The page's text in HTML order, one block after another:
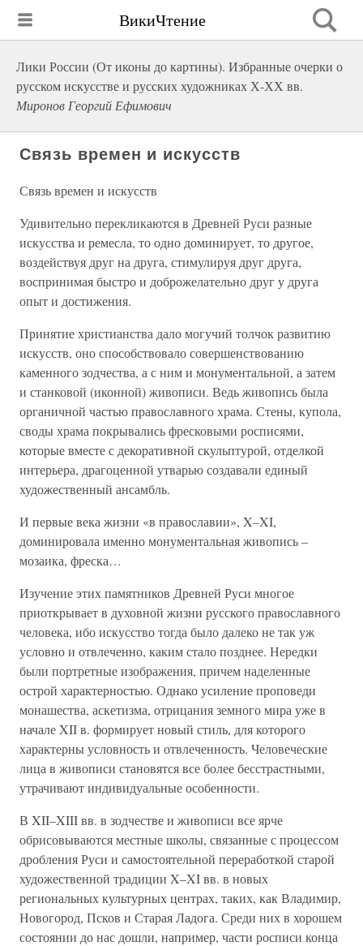
ВикиЧтение
Лики России (От иконы до картины). Избранные очерки о
русском искусстве и русских художниках Х-ХХ вв.
Миронов Георгий Ефимович
Связь времен и искусств
Связь времен и искусств
Удивительно перекликаются в Древней Руси разные
искусства и ремесла, то одно доминирует, то другое,
воздействуя друг на друга, стимулируя друг друга,
воспринимая быстро и доброжелательно друг у друга
опыт и достижения.
Принятие христианства дало могучий толчок развитию
искусств, оно способствовало совершенствованию
каменного зодчества, а с ним и монументальной, а затем
и станковой (иконной) живописи. Ведь живопись была
органичной частью православного храма. Стены, купола,
своды храма покрывались фресковыми росписями,
которые вместе с декоративной скульптурой, отделкой
интерьера, драгоценной утварью создавали единый
художественный ансамбль.
И первые века жизни «в православии», X–XI,
доминировала именно монументальная живопись –
мозаика, фреска…
Изучение этих памятников Древней Руси многое
приоткрывает в духовной жизни русского православного
человека, ибо искусство тогда было далеко не так уж
условно и отвлеченно, каким стало позднее. Нередки
были портретные изображения, причем наделенные
острой характерностью. Однако усиление проповеди
монашества, аскетизма, отрицания земного мира уже в
начале XII в. формирует новый стиль, для которого
характерны условность и отвлеченность. Человеческие
лица в живописи становятся все более бесстрастными,
утрачивают индивидуальные особенности.
В XII–XIII вв. в зодчестве и живописи все ярче
обрисовываются местные школы, связанные с процессом
дробления Руси и самостоятельной переработкой старой
художественной традиции X–XI вв. в новых
региональных культурных центрах, таких, как Владимир,
Новогород, Псков и Старая Ладога. Среди них в хорошем
состоянии до нас дошли, например, части росписи конца